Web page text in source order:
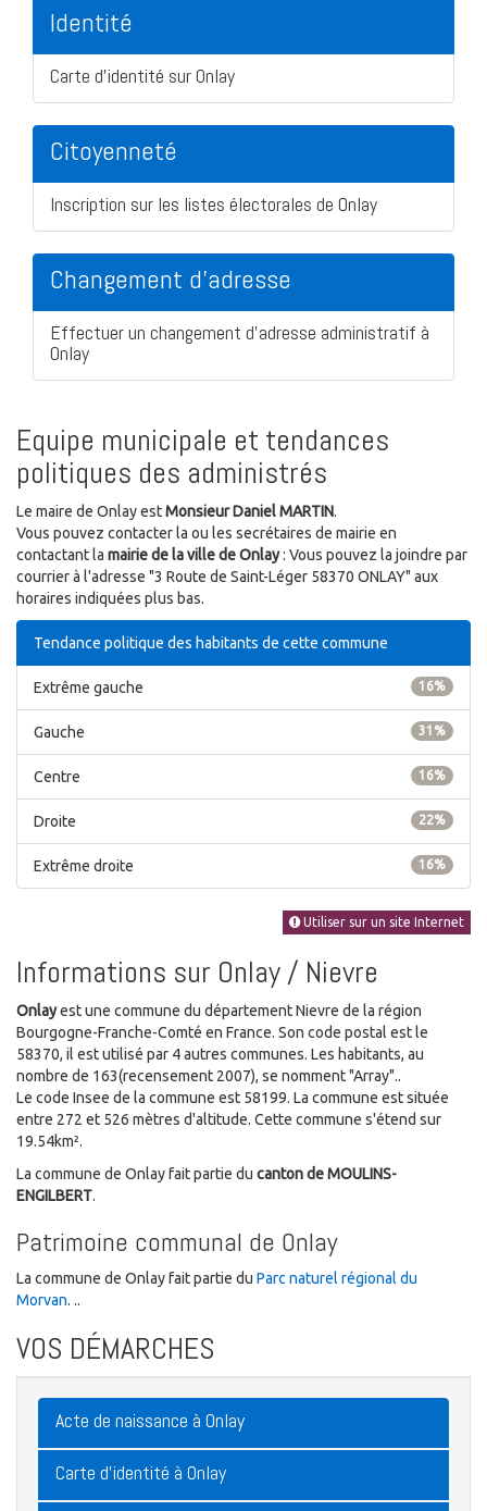
Identité
Carte d'identité sur Onlay
Citoyenneté
Inscription sur les listes électorales de Onlay
Changement d'adresse
Effectuer un changement d'adresse administratif à
Onlay
Equipe municipale et tendances
politiques des administrés
Le maire de Onlay estMonsieur Daniel MARTIN.
Vous pouvez contacter la ou les secrétaires de mairie en
contactant la mairie de la ville de Onlay: Vous pouvez la joindre par
courrier à l'adresse "3 Route de Saint-Léger 58370 ONLAY" aux
horaires indiquées plus bas.
Tendance politique des habitants de cette commune
16%
Extrême gauche
31%
Gauche
16%
Centre
22%
Droite
16%
Extrême droite
Utiliser sur un site Internet
Informations sur Onlay / Nievre
Onlayest une commune du département Nievre de la région
Bourgogne-Franche-Comté en France. Son code postal est le
58370, il est utilisé par 4 autres communes. Les habitants, au
nombre de 163(recensement 2007), se nomment "Array"..
Le code Insee de la commune est 58199. La commune est située
entre 272 et 526 mètres d'altitude. Cette commune s'étend sur
19.54km².
La commune de Onlay fait partie du canton de MOULINS-
ENGILBERT.
Patrimoine communal de Onlay
La commune de Onlay fait partie du Parc naturel régional du
Morvan. ..
VOS DÉMARCHES
Acte de naissance à Onlay
Carte d'identité à Onlay